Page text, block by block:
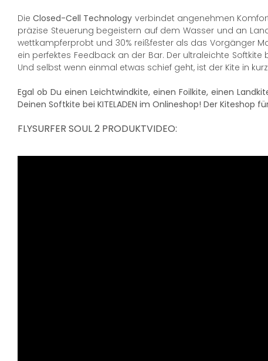
DieClosed-Cell Technology verbindet angenehmen
präzise Steuerung begeistern auf dem Wasser und an
wettkampferprobt und 30% reißfester als das Vorgänger
ein perfektes Feedback an der Bar. Der ultraleichte
Und selbst wenn einmal etwas schief geht, ist der Kite in
Egal ob Du einen Leichtwindkite, einen Foilkite, einen
Deinen Softkite bei KITELADEN im Onlineshop! Der Kiteshop
FLYSURFER SOUL 2 PRODUKTVIDEO: